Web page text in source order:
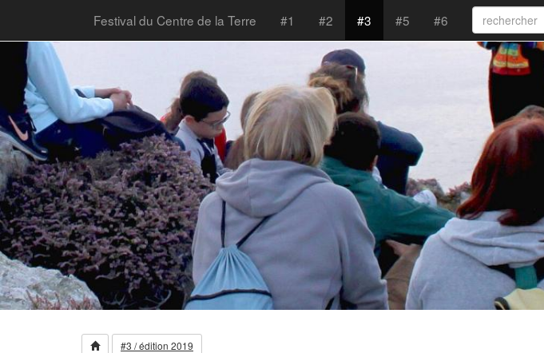
Festival du Centre de la Terre #1 #2 #3 #5 #6
#3 / édition 2019